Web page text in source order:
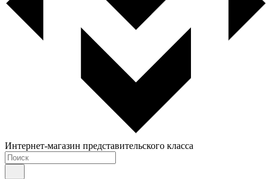
Интернет-магазин представительского класса